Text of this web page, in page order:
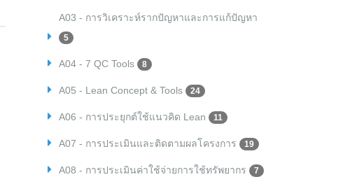
A03 - การวิเคราะห์รากปัญหาและการแก้ปัญหา
5
A04 - 7 QC Tools 8
A05 - Lean Concept & Tools 24
A06 - การประยุกต์ใช้แนวคิด Lean 11
A07 - การประเมินและติดตามผลโครงการ 19
A08 - การประเมินค่าใช้จ่ายการใช้ทรัพยากร 7